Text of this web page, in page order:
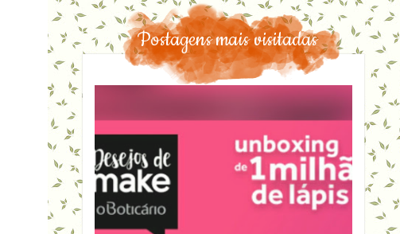
Postagens mais visitadas